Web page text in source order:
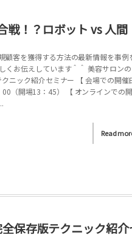
戦！？ロボット vs 人間
顧客を獲得する方法の最新情報を事例
くお伝えしています＾＾ 美容サロンの
ニック紹介セミナー 【 会場での開催
（開場13：45） 【 オンラインでの
Read
保存版テクニック紹介